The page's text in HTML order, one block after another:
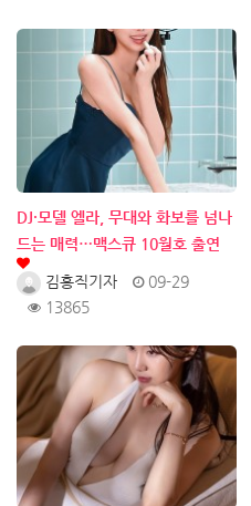
DJ·모델 엘라, 무대와 화보를 넘나
드는 매력…맥스큐 10월호 출연
김홍직기자
09-29
13865